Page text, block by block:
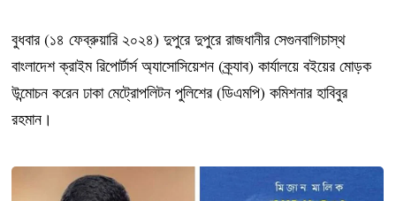
বুধবার (১৪ ফেব্রুয়ারি ২০২৪) দুপুরে দুপুরে রাজধানীর সেগুনবাগিচাস্থ
বাংলাদেশ ক্রাইম রিপোর্টার্স অ্যাসোসিয়েশন (ক্র্যাব) কার্যালয়ে বইয়ের মোড়ক
উন্মোচন করেন ঢাকা মেট্রোপলিটন পুলিশের (ডিএমপি) কমিশনার হাবিবুর
রহমান।